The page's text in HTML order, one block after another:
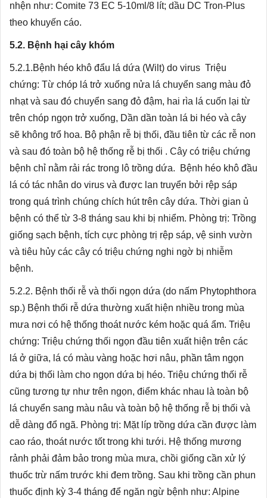
nhện như: Comite 73 EC 5-10ml/8 lít; dầu DC Tron-Plus
theo khuyến cáo.
5.2. Bệnh hại cây khóm
5.2.1.Bệnh héo khô đẩu lá dứa (Wilt) do virus Triệu
chứng: Từ chóp lá trở xuống nửa lá chuyển sang màu đỏ
nhạt và sau đó chuyển sang đỏ đậm, hai rìa lá cuốn lại từ
trên chóp ngọn trở xuống, Dần dần toàn lá bi héo và cây
sẽ không trổ hoa. Bộ phận rễ bị thối, đầu tiên từ các rễ non
và sau đó toàn bộ hệ thống rễ bị thối . Cây có triệu chứng
bệnh chỉ nằm rải rác trong lô trồng dứa. Bệnh héo khô đầu
lá có tác nhân do virus và được lan truyển bởi rệp sáp
trong quá trình chúng chích hút trên cây dứa. Thời gian ủ
bệnh có thể từ 3-8 tháng sau khi bị nhiểm. Phòng trị: Trồng
giống sạch bệnh, tích cực phòng trị rệp sáp, vệ sinh vườn
và tiêu hủy các cây có triệu chứng nghi ngờ bị nhiễm
bệnh.
5.2.2. Bệnh thối rễ và thối ngọn dứa (do nấm Phytophthora
sp.) Bệnh thối rễ dứa thường xuất hiện nhiều trong mùa
mưa nơi có hệ thống thoát nước kém hoặc quá ẩm. Triệu
chứng: Triệu chứng thối ngọn đầu tiên xuất hiện trên các
lá ở giữa, lá có màu vàng hoặc hơi nâu, phần tâm ngọn
dứa bị thối làm cho ngọn dứa bị héo. Triệu chứng thối rễ
cũng tương tự như trên ngọn, điểm khác nhau là toàn bộ
lá chuyển sang màu nâu và toàn bộ hệ thống rễ bị thối và
dễ dàng đổ ngã. Phòng trị: Mặt líp trồng dứa cần được làm
cao ráo, thoát nước tốt trong khi tưới. Hệ thống mương
rảnh phải đảm bảo trong mùa mưa, chồi giống cần xử lý
thuốc trừ nấm trước khi đem trồng. Sau khi trồng cần phun
thuốc định kỳ 3-4 tháng để ngăn ngừ bệnh như: Alpine